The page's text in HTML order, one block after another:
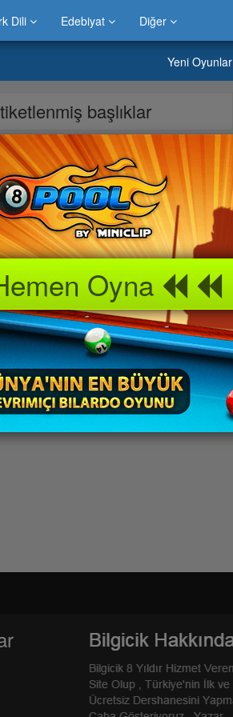
Dili Edebiyat Diğer
Yeni Oyunlar
başlıklar
Bir Şekilde » Bilardo 2D çocuklar için
Bilardo 2D Oyununu arkadaşlarınızla
2D oyunları, » Bilardo 2D oyunu, »
Oyna